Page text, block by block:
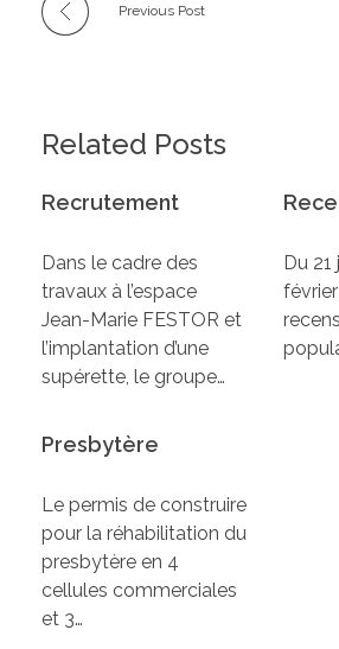
Previous Post
Related Posts
Recrutement
Dans le cadre des
travaux à l’espace
Jean-Marie FESTOR et
l’implantation d’une
supérette, le groupe…
Du 21
Presbytère
Le permis de construire
pour la réhabilitation du
presbytère en 4
cellules commerciales
et 3…